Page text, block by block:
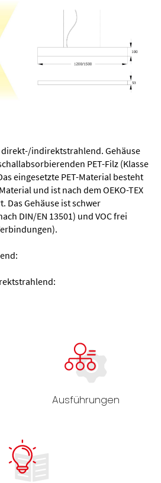
indirektstrahlend. Gehäuse
PET-Filz (Klasse
eingesetzte PET-Material besteht
und ist nach dem OEKO-TEX
Das Gehäuse ist schwer
DIN/EN 13501) und VOC frei
Ausführungen